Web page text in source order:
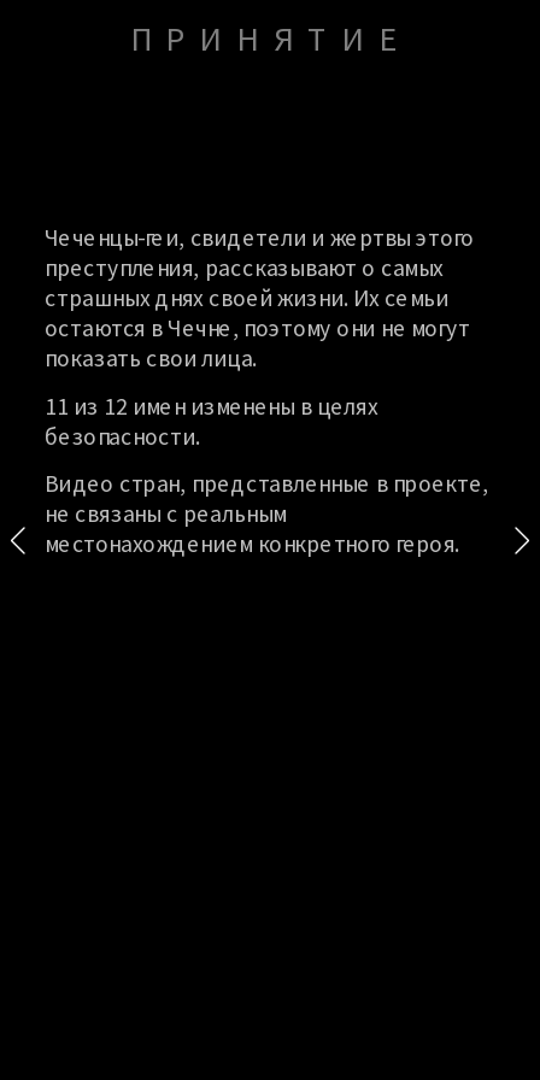
ПРИНЯТИЕ
Чеченцы-геи, свидетели и жертвы этого
преступления, рассказывают о самых
страшных днях своей жизни. Их семьи
остаются в Чечне, поэтому они не могут
показать свои лица.
11 из 12 имен изменены в целях
безопасности.
Видео стран, представленные в проекте,
не связаны с реальным
местонахождением конкретного героя.